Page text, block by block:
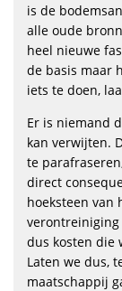
is de
alle oude
heel nieuwe
de basis maar
iets te doen,
Er is niemand
kan verwijten.
te
direct
hoeksteen van
dus kosten die
Laten we dus,
maatschappij